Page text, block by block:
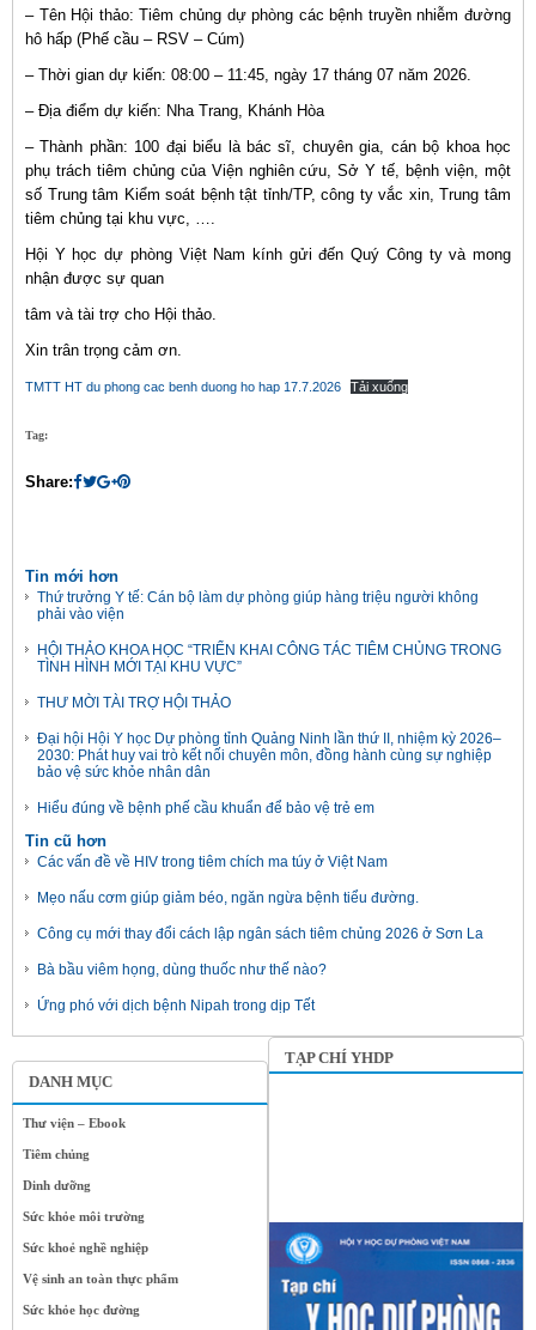
DANH MỤC
Thư viện – Ebook
Tiêm chủng
Dinh dưỡng
Sức khỏe môi trường
Sức khoẻ nghề nghiệp
Vệ sinh an toàn thực phẩm
Sức khỏe học đường
– Tên Hội thảo: Tiêm chủng dự phòng các bệnh truyền nhiễm đường
hô hấp (Phế cầu – RSV – Cúm)
– Thời gian dự kiến: 08:00 – 11:45, ngày 17 tháng 07 năm 2026.
– Địa điểm dự kiến: Nha Trang, Khánh Hòa
– Thành phần: 100 đại biểu là bác sĩ, chuyên gia, cán bộ khoa học
phụ trách tiêm chủng của Viện nghiên cứu, Sở Y tế, bệnh viện, một
số Trung tâm Kiểm soát bệnh tật tỉnh/TP, công ty vắc xin, Trung tâm
tiêm chủng tại khu vực, ….
Hội Y học dự phòng Việt Nam kính gửi đến Quý Công ty và mong
nhận được sự quan
tâm và tài trợ cho Hội thảo.
Xin trân trọng cảm ơn.
TMTT HT du phong cac benh duong ho hap 17.7.2026 Tải xuống
Tag:
Share:
Tin mới hơn
Thứ trưởng Y tế: Cán bộ làm dự phòng giúp hàng triệu người không
phải vào viện
HỘI THẢO KHOA HỌC “TRIỂN KHAI CÔNG TÁC TIÊM CHỦNG TRONG
TÌNH HÌNH MỚI TẠI KHU VỰC”
THƯ MỜI TÀI TRỢ HỘI THẢO
Đại hội Hội Y học Dự phòng tỉnh Quảng Ninh lần thứ II, nhiệm kỳ 2026–
2030: Phát huy vai trò kết nối chuyên môn, đồng hành cùng sự nghiệp
bảo vệ sức khỏe nhân dân
Hiểu đúng về bệnh phế cầu khuẩn để bảo vệ trẻ em
Tin cũ hơn
Các vấn đề về HIV trong tiêm chích ma túy ở Việt Nam
Mẹo nấu cơm giúp giảm béo, ngăn ngừa bệnh tiểu đường.
Công cụ mới thay đổi cách lập ngân sách tiêm chủng 2026 ở Sơn La
Bà bầu viêm họng, dùng thuốc như thế nào?
Ứng phó với dịch bệnh Nipah trong dịp Tết
TẠP CHÍ YHDP